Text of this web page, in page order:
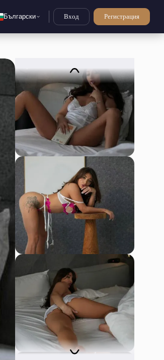
Български Вход Регистрация